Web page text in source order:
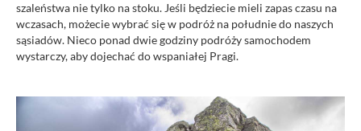
szaleństwa nie tylko na stoku. Jeśli będziecie mieli zapas czasu na
wczasach, możecie wybrać się w podróż na południe do naszych
sąsiadów. Nieco ponad dwie godziny podróży samochodem
wystarczy, aby dojechać do wspaniałej Pragi.